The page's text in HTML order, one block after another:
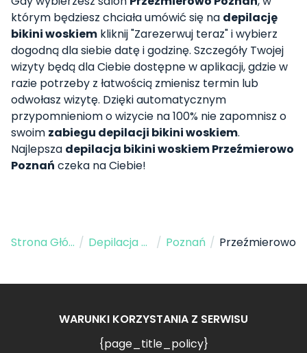
którym będziesz chciała umówić się na depilację
bikini woskiem kliknij "Zarezerwuj teraz" i wybierz
dogodną dla siebie datę i godzinę. Szczegóły Twojej
wizyty będą dla Ciebie dostępne w aplikacji, gdzie w
razie potrzeby z łatwością zmienisz termin lub
odwołasz wizytę. Dzięki automatycznym
przypomnieniom o wizycie na 100% nie zapomnisz o
swoim zabiegu depilacji bikini woskiem.
Najlepsza depilacja bikini woskiem Przeźmierowo
Poznań czeka na Ciebie!
Strona Główna / Depilacja Bikini / Poznań / Przeźmierowo
WARUNKI KORZYSTANIA Z SERWISU
{page_title_policy}